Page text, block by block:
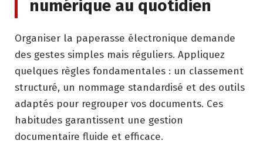
numérique au quotidien
Organiser la paperasse électronique demande
des gestes simples mais réguliers. Appliquez
quelques règles fondamentales : un classement
structuré, un nommage standardisé et des outils
adaptés pour regrouper vos documents. Ces
habitudes garantissent une gestion
documentaire fluide et efficace.